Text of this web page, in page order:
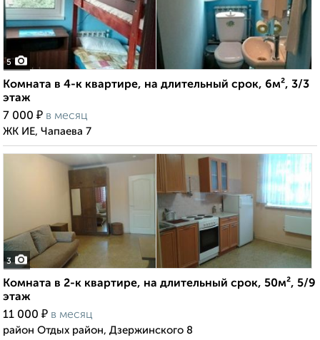
5
Комната в 4-к квартире, на длительный срок, 6м², 3/3
этаж
7 000 ₽ в месяц
ЖК ИЕ, Чапаева 7
3
Комната в 2-к квартире, на длительный срок, 50м², 5/9
этаж
11 000 ₽ в месяц
район Отдых район, Дзержинского 8